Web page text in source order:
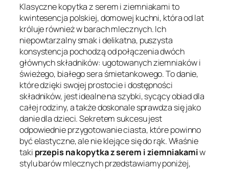
Klasyczne kopytka z serem i ziemniakami to
kwintesencja polskiej, domowej kuchni, która od lat
króluje również w barach mlecznych. Ich
niepowtarzalny smak i delikatna, puszysta
konsystencja pochodzą od połączenia dwóch
głównych składników: ugotowanych ziemniaków i
świeżego, białego sera śmietankowego. To danie,
które dzięki swojej prostocie i dostępności
składników, jest idealne na szybki, sycący obiad dla
całej rodziny, a także doskonale sprawdza się jako
danie dla dzieci. Sekretem sukcesu jest
odpowiednie przygotowanie ciasta, które powinno
być elastyczne, ale nie klejące się do rąk. Właśnie
taki przepis na kopytka z serem i ziemniakamiw
stylu barów mlecznych przedstawiamy poniżej,